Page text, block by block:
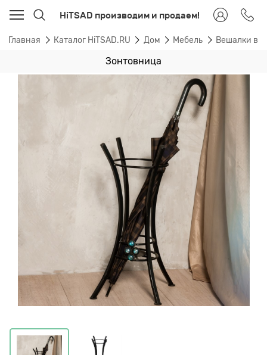
HiTSAD производим и продаем!
Главная Каталог HiTSAD.RU Дом Мебель Вешалки в
Зонтовница